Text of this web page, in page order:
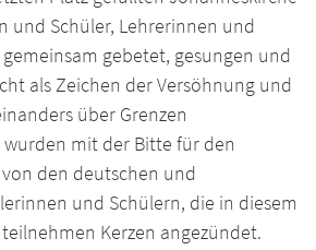
und Schüler, Lehrerinnen und
gebetet, gesungen und
als Zeichen der Versöhnung und
über Grenzen
wurden mit der Bitte für den
den deutschen und
und Schülern, die in diesem
Kerzen angezündet.